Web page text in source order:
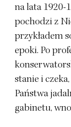
na lata 1920-
pochodzi z
przykładem
epoki. Po
stanie i
Państwa
gabinetu,